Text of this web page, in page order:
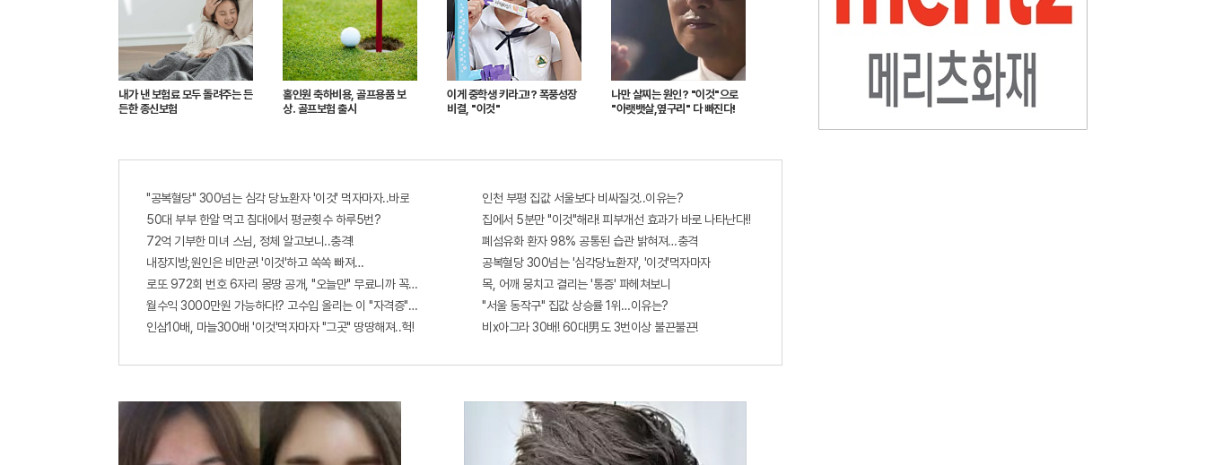
내가 낸 보험료 모두 돌려주는 든
든한 종신보험
홀인원 축하비용, 골프용품 보
상. 골프보험 출시
이게 중학생 키라고!? 폭풍성장
비결, "이것"
나만 살찌는 원인? "이것"으로
"아랫뱃살,옆구리" 다 빠진다!
"공복혈당" 300넘는 심각 당뇨환자 '이것' 먹자마자..바로
50대 부부 한알 먹고 침대에서 평균횟수 하루5번?
72억 기부한 미녀 스님, 정체 알고보니..충격!
내장지방,원인은 비만균! '이것'하고 쏙쏙 빠져…
로또 972회 번호 6자리 몽땅 공개, "오늘만" 무료니까 꼭 오늘 확인하세요.
월수익 3000만원 가능하다!? 고수입 올리는 이 "자격증"에 몰리는 이유 알고보니…
인삼10배, 마늘300배 '이것'먹자마자 "그곳" 땅땅해져..헉!
인천 부평 집값 서울보다 비싸질것..이유는?
집에서 5분만 "이것"해라! 피부개선 효과가 바로 나타난다!!
폐섬유화 환자 98% 공통된 습관 밝혀져…충격
공복혈당 300넘는 '심각당뇨환자', '이것'먹자마자
목, 어깨 뭉치고 결리는 '통증' 파헤쳐보니
"서울 동작구" 집값 상승률 1위…이유는?
비x아그라 30배! 60대男도 3번이상 불끈불끈!